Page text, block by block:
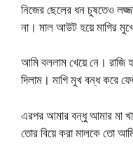
নিজের ছেলের ধন চুষতেও
না। মাল আউট হয়ে মাগির
আমি বললাম খেয়ে নে। রাজি
দিলাম। মাগি মুখ বন্ধ করে
এরপর আমার বন্ধু আমার মা
তোর বিয়ে করা মালকে তো